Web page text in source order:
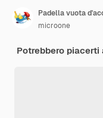
Padella vuota
microone
Potrebbero